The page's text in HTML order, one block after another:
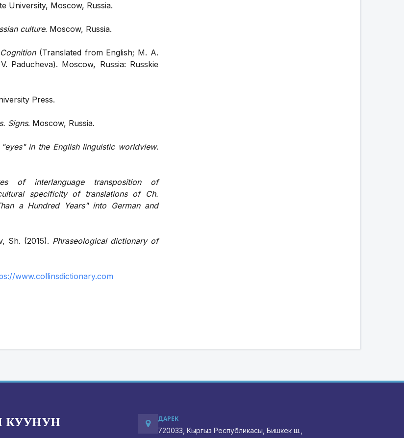
University, Moscow, Russia.
culture. Moscow, Russia.
(Translated from English; M. A.
Paducheva). Moscow, Russia: Russkie
Press.
Signs. Moscow, Russia.
in the English linguistic worldview.
of interlanguage transposition of
specificity of translations of Ch.
a Hundred Years" into German and
Sh. (2015). Phraseological dictionary of
www.collinsdictionary.com
КУУНУН
ДАРЕК
720033, Кыргыз Республикасы, Бишкек ш.,